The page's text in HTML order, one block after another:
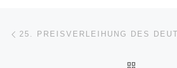
Beitragsnavigation